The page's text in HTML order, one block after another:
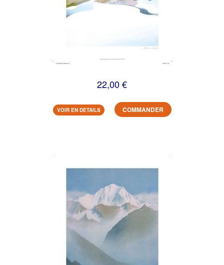
22,00 €
VOIR EN DETAILS COMMANDER